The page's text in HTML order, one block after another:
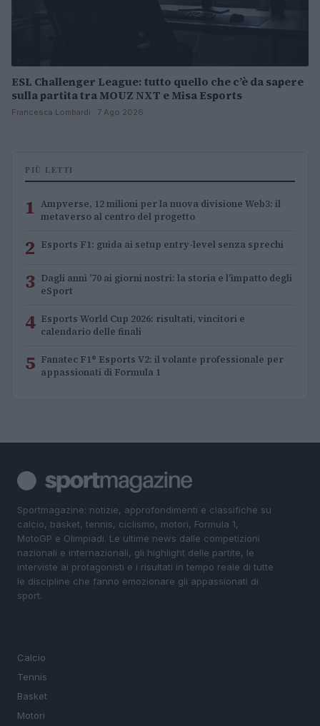
ESL Challenger League: tutto quello che c’è da sapere
sulla partita tra MOUZ NXT e Misa Esports
Francesca Lombardi · 7 Ago 2026
PIÙ LETTI
1 Ampverse, 12 milioni per la nuova divisione Web3: il
metaverso al centro del progetto
2 Esports F1: guida ai setup entry-level senza sprechi
3 Dagli anni ’70 ai giorni nostri: la storia e l’impatto degli
eSport
4 Esports World Cup 2026: risultati, vincitori e
calendario delle finali
5 Fanatec F1® Esports V2: il volante professionale per
appassionati di Formula 1
Sportmagazine: notizie, approfondimenti e classifiche su
calcio, basket, tennis, ciclismo, motori, Formula 1,
MotoGP e Olimpiadi. Le ultime news dalle competizioni
nazionali e internazionali, gli highlight delle partite, le
interviste ai protagonisti e i risultati in tempo reale di tutte
le discipline che fanno emozionare gli appassionati di
sport.
Calcio
Tennis
Basket
Motori